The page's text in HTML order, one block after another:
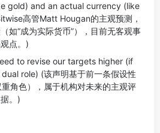
gold) and an actual currency (like
高管Matt Hougan的主观预测，
如“成为实际货币”），目前无客观事
点。)
to revise our targets higher (if
role) (该声明基于前一条假设性
角色），属于机构对未来的主观评
。)